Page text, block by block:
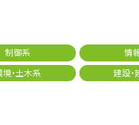
制御系 情
境・土木系 建設・